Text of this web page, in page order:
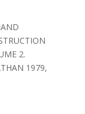
2.
1979,